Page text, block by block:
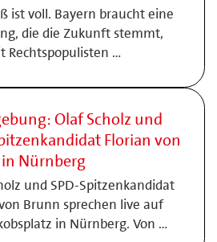
ist voll. Bayern braucht eine
die die Zukunft stemmt,
Rechtspopulisten …
Olaf Scholz und
Florian von
Nürnberg
und SPD-Spitzenkandidat
Brunn sprechen live auf
in Nürnberg. Von …